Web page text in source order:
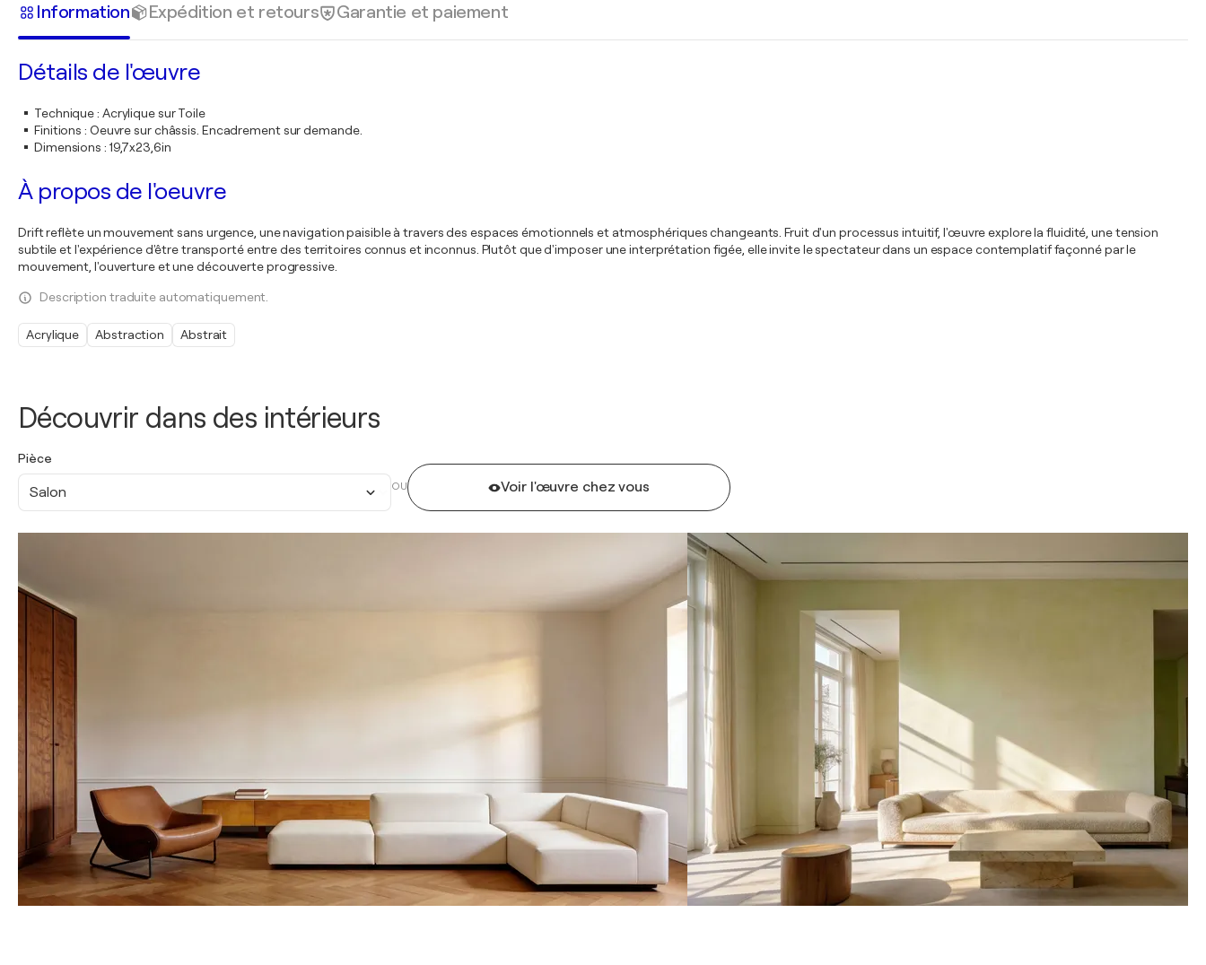
Découvrir dans des intérieurs
Pièce
Salon OU Voir l'œuvre chez vous
Information Expédition et retours Garantie et paiement
Détails de l'œuvre
Technique: Acrylique sur Toile
Finitions : Oeuvre sur châssis. Encadrement sur demande.
Dimensions : 19,7x23,6in
À propos de l'oeuvre
Drift reflète un mouvement sans urgence, une navigation paisible à travers des espaces émotionnels et atmosphériques changeants. Fruit d'un processus intuitif, l'œuvre explore la fluidité, une tension
subtile et l'expérience d'être transporté entre des territoires connus et inconnus. Plutôt que d'imposer une interprétation figée, elle invite le spectateur dans un espace contemplatif façonné par le
mouvement, l'ouverture et une découverte progressive.
Description traduite automatiquement.
Acrylique Abstraction Abstrait